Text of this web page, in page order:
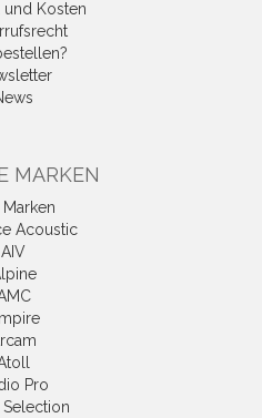
und Kosten
MARKEN
Acoustic
AIV
Pro